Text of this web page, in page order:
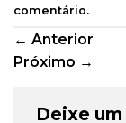
comentário.
← Anterior
Próximo →
Deixe